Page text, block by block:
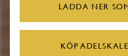
LADDA NER
KÖP